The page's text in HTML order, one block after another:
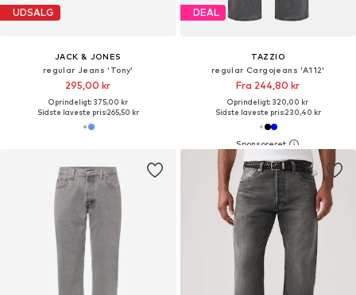
UDSALG
JACK & JONES
regular Jeans 'Tony'
295,00 kr
Oprindeligt: 375,00 kr
Sidste laveste pris:265,50 kr
DEAL
TAZZIO
regular Cargojeans 'A112'
Fra 244,80 kr
Oprindeligt: 320,00 kr
Sidste laveste pris:230,40 kr